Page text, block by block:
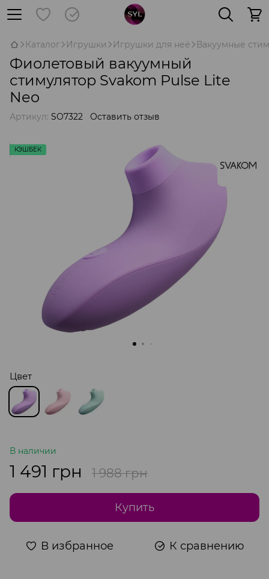
Каталог Игрушки Игрушки для неё Вакуумные
Фиолетовый вакуумный
стимулятор Svakom Pulse Lite
Neo
Артикул: SO7322 Оставить отзыв
КЭШБЕК
Цвет
В наличии
1 491 грн 1 988 грн
Купить
В избранное К сравнению